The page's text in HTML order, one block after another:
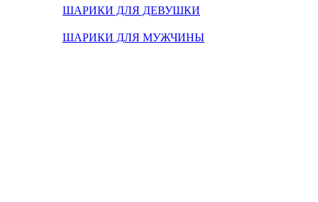
ШАРИКИ ДЛЯ ДЕВУШКИ
ШАРИКИ ДЛЯ МУЖЧИНЫ